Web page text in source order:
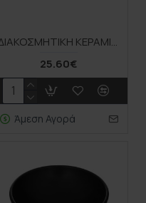
ΔΙΑΚΟΣΜΗΤΙΚΗ ΚΕΡΑΜΙΚΗ ΠΙΑΤΕΛΑ/ΚΟΥΠ ΛΕΥΚΗ ΜΕ ΒΑΣΗ - 28x9.5cm 1/8ΚΙΒ
25.60€
Άμεση Αγορά